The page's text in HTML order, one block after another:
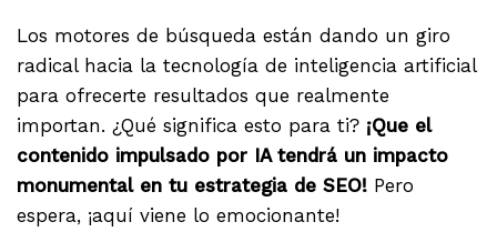
Los motores de búsqueda están dando un giro
radical hacia la tecnología de inteligencia artificial
para ofrecerte resultados que realmente
importan. ¿Qué significa esto para ti? ¡Que el
contenido impulsado por IA tendrá un impacto
monumental en tu estrategia de SEO! Pero
espera, ¡aquí viene lo emocionante!